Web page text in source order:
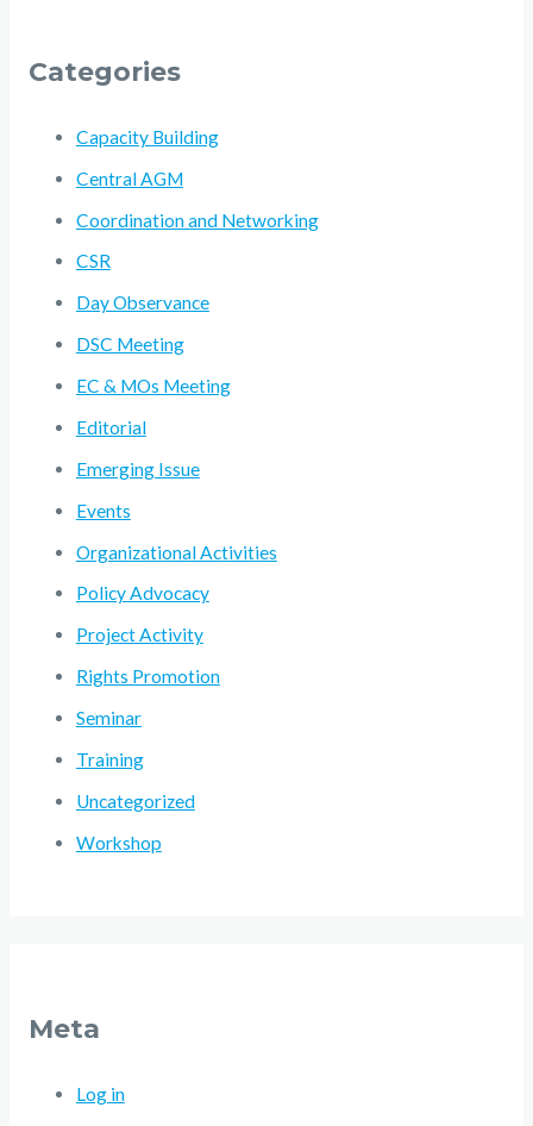
Categories
Capacity Building
Central AGM
Coordination and Networking
CSR
Day Observance
DSC Meeting
EC & MOs Meeting
Editorial
Emerging Issue
Events
Organizational Activities
Policy Advocacy
Project Activity
Rights Promotion
Seminar
Training
Uncategorized
Workshop
Meta
Log in